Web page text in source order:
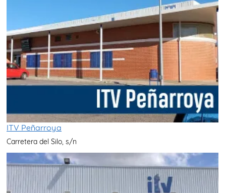
ITV Peñarroya
Carretera del Silo, s/n